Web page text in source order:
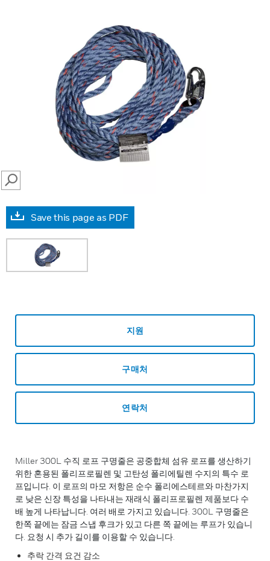
SEARCH
Save this page as PDF
지원
구매처
연락처
Miller 300L 수직 로프 구명줄은 공중합체 섬유 로프를 생산하기
위한 혼용된 폴리프로필렌 및 고탄성 폴리에틸렌 수지의 특수 로
프입니다. 이 로프의 마모 저항은 순수 폴리에스테르와 마찬가지
로 낮은 신장 특성을 나타내는 재래식 폴리프로필렌 제품보다 수
배 높게 나타납니다. 여러 배로 가지고 있습니다. 300L 구명줄은
한쪽 끝에는 잠금 스냅 후크가 있고 다른 쪽 끝에는 루프가 있습니
다. 요청 시 추가 길이를 이용할 수 있습니다.
추락 간격 요건 감소